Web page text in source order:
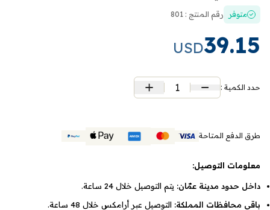
متوفر رقم المنتج : 801
39.15
USD
حدد الكمية : 1
طرق الدفع المتاحة
معلومات التوصيل:
داخل حدود مدينة عمّان: يتم التوصيل خلال 24 ساعة.
باقي محافظات المملكة: التوصيل عبر أرامكس خلال 48 ساعة.